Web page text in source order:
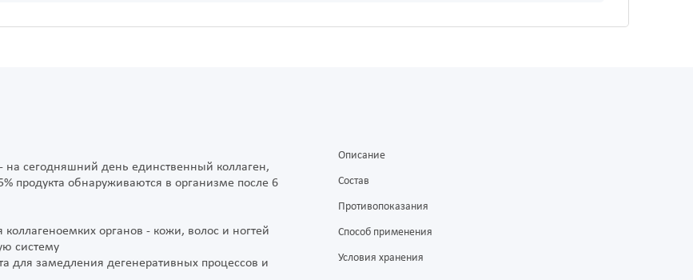
сегодняшний день единственный коллаген,
продукта обнаруживаются в организме после 6
органов - кожи, волос и ногтей
систему
для замедления дегенеративных процессов и
Описание
Состав
Противопоказания
Способ применения
Условия хранения